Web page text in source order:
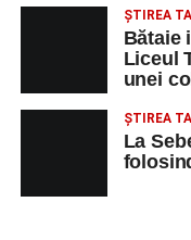
ŞTIREA TA
Bătaie
Liceul
unei
ŞTIREA TA
La